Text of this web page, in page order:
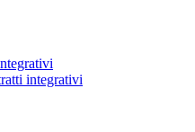
integrativi